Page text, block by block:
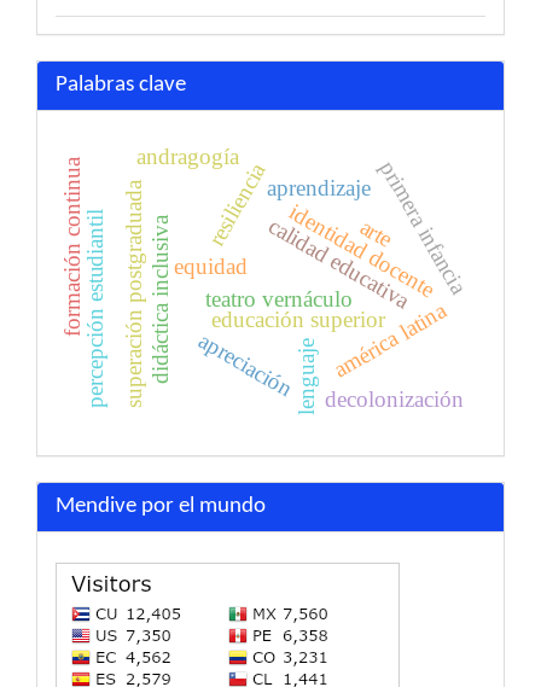
Palabras clave
didáctica inclusiva educación superioramérica latina
equidad
resiliencia
superación postgraduada calidad educativa
identidad docente
lenguaje
primera infancia
arte
teatro vernáculo
decolonización
apreciación
percepción estudiantil
andragogía
aprendizaje
formación continua
Mendive por el mundo